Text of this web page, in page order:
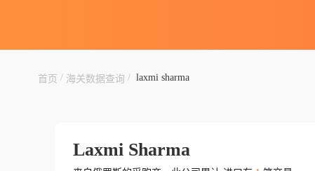
首页 / 海关数据查询 / laxmi sharma
Laxmi Sharma